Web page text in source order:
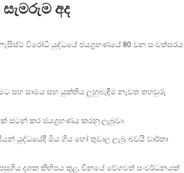
අද
විරෝධී යුද්ධයේ ජයග්‍රහණයේ 80 වන සංවත්සරය
සහ සාමය සහ යුක්තිය ලුහුබැඳීම නැවත තහවුරු
සටන් කර ජයග්‍රහණය කරනු ලැබුවා.
යුද්ධයේදී මිය ගිය හෝ තුවාල ලැබූ බවයි වාර්තා
දශක කිහිපය තුළ, චීනයේ වේගවත් සංවර්ධනයක්